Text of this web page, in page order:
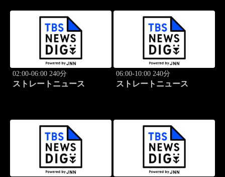
02:00-06:00 240分
ストレートニュース
06:00-10:00 240分
ストレートニュース